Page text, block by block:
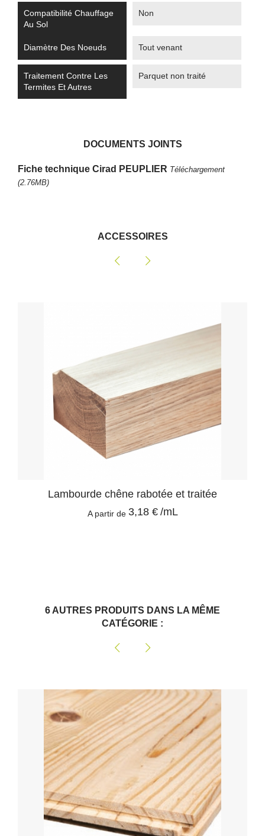
Compatibilité Chauffage
Au Sol
Non
Diamètre Des Noeuds Tout venant
Traitement Contre Les
Termites Et Autres
Parquet non traité
DOCUMENTS JOINTS
Fiche technique Cirad PEUPLIER Téléchargement
(2.76MB)
ACCESSOIRES
Lambourde chêne rabotée et traitée
A partir de 3,18 € /mL
6 AUTRES PRODUITS DANS LA MÊME
CATÉGORIE :